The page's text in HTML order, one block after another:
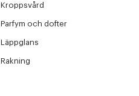
Kroppsvård
Parfym och dofter
Läppglans
Rakning